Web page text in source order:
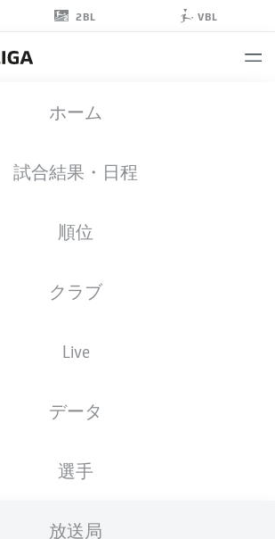
2BL VBL
ホーム
試合結果・日程
順位
クラブ
Live
データ
選手
放送局
17.04.1997